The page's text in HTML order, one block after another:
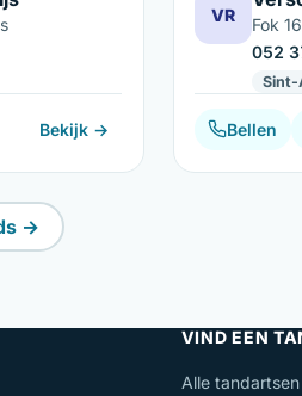
Bekijk →
VR
Fok
052
Sint-
Bellen
→
VIND EEN
Alle tandartsen